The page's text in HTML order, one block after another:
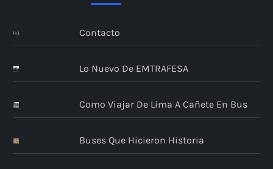
Contacto
Lo Nuevo De EMTRAFESA
Como Viajar De Lima A Cañete En Bus
Buses Que Hicieron Historia